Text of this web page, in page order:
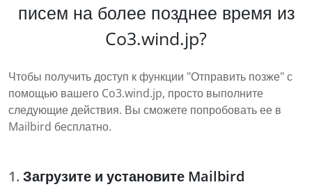
писем на более позднее время из
Co3.wind.jp?
Чтобы получить доступ к функции "Отправить позже" с
помощью вашего Co3.wind.jp, просто выполните
следующие действия. Вы сможете попробовать ее в
Mailbird бесплатно.
Загрузите и установите Mailbird